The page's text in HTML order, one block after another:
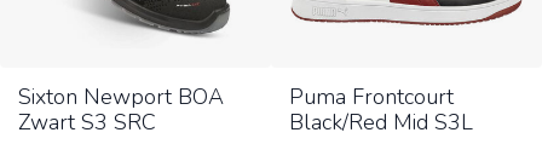
Sixton Newport BOA
Zwart S3 SRC
Puma Frontcourt
Black/Red Mid S3L